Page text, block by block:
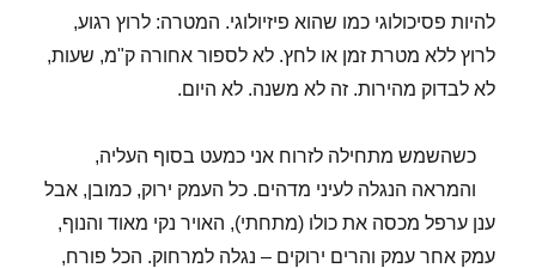
להיות פסיכולוגי כמו שהוא פיזיולוגי. המטרה: לרוץ רגוע,
לרוץ ללא מטרת זמן או לחץ. לא לספור אחורה ק"מ, שעות,
לא לבדוק מהירות. זה לא משנה. לא היום.
כשהשמש מתחילה לזרוח אני כמעט בסוף העליה,
והמראה הנגלה לעיני מדהים. כל העמק ירוק, כמובן, אבל
ענן ערפל מכסה את כולו (מתחתי), האויר נקי מאוד והנוף,
עמק אחר עמק והרים ירוקים – נגלה למרחוק. הכל פורח,